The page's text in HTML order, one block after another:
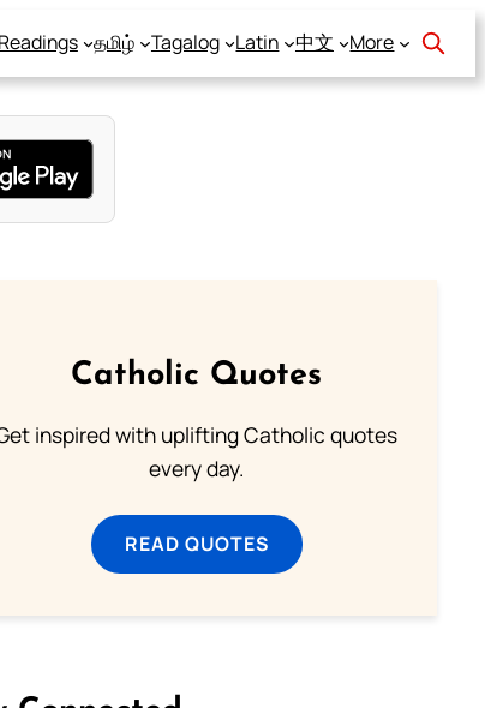
Readings தமிழ் Tagalog Latin 中文 More
Catholic Quotes
inspired with uplifting Catholic quotes
every day.
READ QUOTES